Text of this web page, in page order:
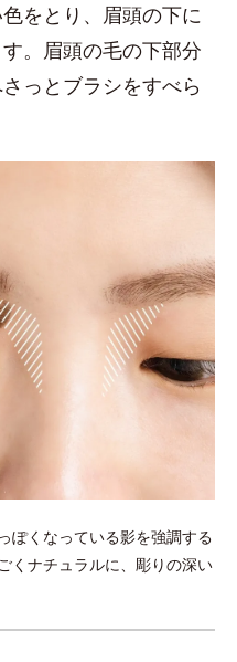
をとり、眉頭の下に
。眉頭の毛の下部分
っとブラシをすべら
ぽくなっている影を強調する
くナチュラルに、彫りの深い